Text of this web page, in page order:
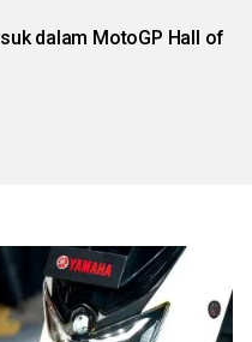
dalam MotoGP Hall of